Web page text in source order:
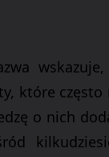
wskazuje,
które często
o nich